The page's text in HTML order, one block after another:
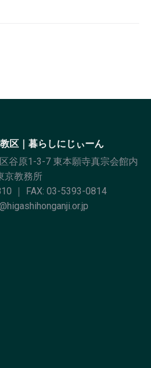
区｜暮らしにじぃーん
谷原1-3-7 東本願寺真宗会館内
京教務所
｜ FAX: 03-5393-0814